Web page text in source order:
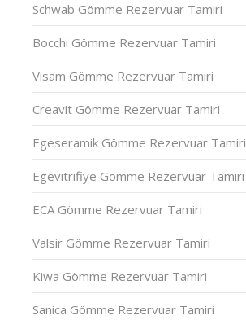
Schwab Gömme Rezervuar Tamiri
Bocchi Gömme Rezervuar Tamiri
Visam Gömme Rezervuar Tamiri
Creavit Gömme Rezervuar Tamiri
Egeseramik Gömme Rezervuar Tamiri
Egevitrifiye Gömme Rezervuar Tamiri
ECA Gömme Rezervuar Tamiri
Valsir Gömme Rezervuar Tamiri
Kiwa Gömme Rezervuar Tamiri
Sanica Gömme Rezervuar Tamiri